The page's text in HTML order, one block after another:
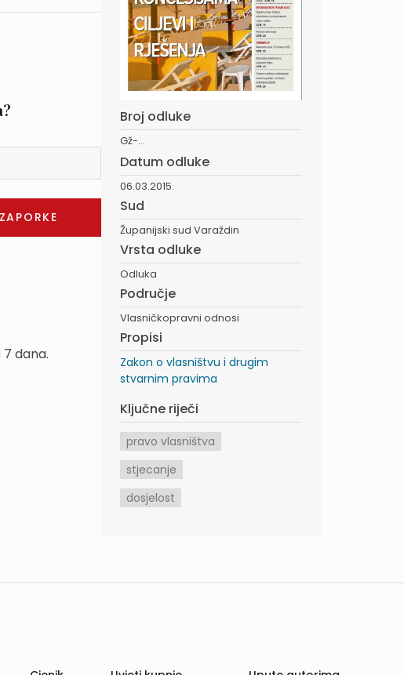
dana.
Broj odluke
Gž-...
Datum odluke
06.03.2015.
Sud
Županijski sud Varaždin
Vrsta odluke
Odluka
Područje
Vlasničkopravni odnosi
Propisi
Zakon o vlasništvu i drugim
stvarnim pravima
Ključne riječi
pravo vlasništva
stjecanje
dosjelost